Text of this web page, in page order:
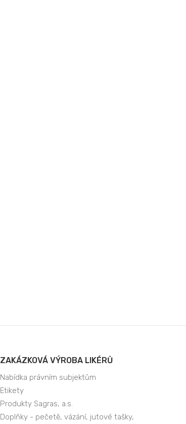
ZAKÁZKOVÁ VÝROBA LIKÉRŮ
Nabídka právním subjektům
Etikety
Produkty Sagras, a.s.
Doplňky - pečetě, vázání, jutové tašky,